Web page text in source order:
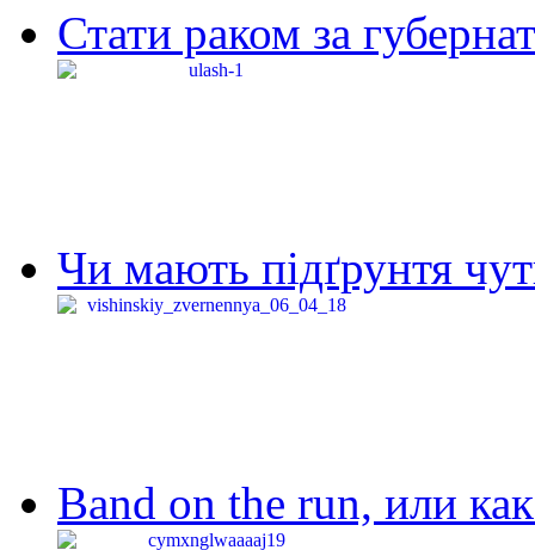
Стати раком за
Чи мають підґрунтя
Band on the run, или